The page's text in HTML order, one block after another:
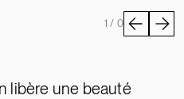
1 / 0
libère une beauté